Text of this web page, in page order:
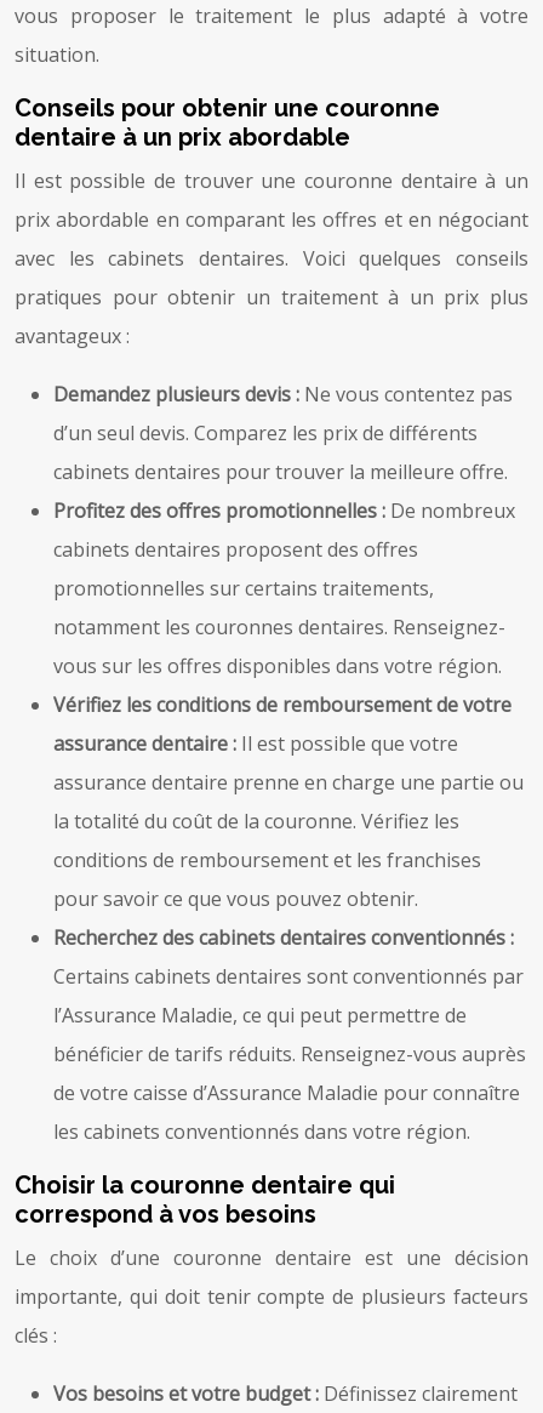
vous proposer le traitement le plus adapté à votre
situation.
Conseils pour obtenir une couronne
dentaire à un prix abordable
Il est possible de trouver une couronne dentaire à un
prix abordable en comparant les offres et en négociant
avec les cabinets dentaires. Voici quelques conseils
pratiques pour obtenir un traitement à un prix plus
avantageux :
Demandez plusieurs devis : Ne vous contentez pas
d’un seul devis. Comparez les prix de différents
cabinets dentaires pour trouver la meilleure offre.
Profitez des offres promotionnelles : De nombreux
cabinets dentaires proposent des offres
promotionnelles sur certains traitements,
notamment les couronnes dentaires. Renseignez-
vous sur les offres disponibles dans votre région.
Vérifiez les conditions de remboursement de votre
assurance dentaire : Il est possible que votre
assurance dentaire prenne en charge une partie ou
la totalité du coût de la couronne. Vérifiez les
conditions de remboursement et les franchises
pour savoir ce que vous pouvez obtenir.
Recherchez des cabinets dentaires conventionnés :
Certains cabinets dentaires sont conventionnés par
l’Assurance Maladie, ce qui peut permettre de
bénéficier de tarifs réduits. Renseignez-vous auprès
de votre caisse d’Assurance Maladie pour connaître
les cabinets conventionnés dans votre région.
Choisir la couronne dentaire qui
correspond à vos besoins
Le choix d’une couronne dentaire est une décision
importante, qui doit tenir compte de plusieurs facteurs
clés :
Vos besoins et votre budget : Définissez clairement